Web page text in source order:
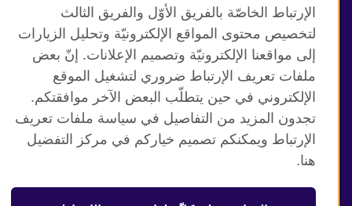
TikTok
موقع المجلس الثقافي البريطاني العالمي
الخصوصية وشروط الاستخدام
ملفات تعريف الإرتباط
خريطة الموقع
الإرتباط الخاصّة بالفريق الأوّل والفريق الثالث
لتخصيص محتوى المواقع الإلكترونيّة وتحليل الزيارات
إلى مواقعنا الإلكترونيّة وتصميم الإعلانات. إنّ بعض
ملفات تعريف الإرتباط ضروري لتشغيل الموقع
الإلكتروني في حين يتطلّب البعض الآخر موافقتكم.
تجدون المزيد من التفاصيل في سياسة ملفات تعريف
الإرتباط ويمكنكم تصميم خياركم في مركز التفضيل
هنا.